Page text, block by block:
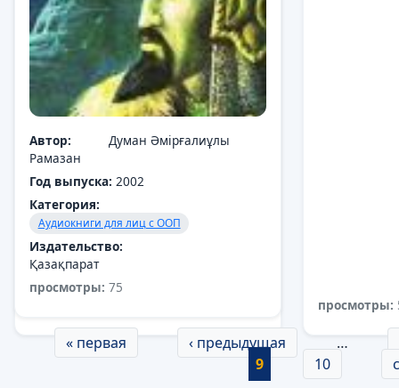
просмотры:
Автор:
Думан Әмірғалиұлы
Рамазан
Год выпуска: 2002
Категория:
Аудиокниги для лиц с ООП
Издательство:
Қазақпарат
просмотры: 75
Страницы
« первая ‹ предыдущая …
9
10